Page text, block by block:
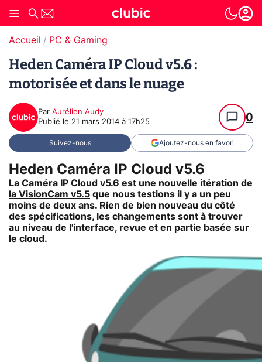
Accueil PC & Gaming
Heden Caméra IP Cloud v5.6 :
motorisée et dans le nuage
Par Aurélien Audy
Publié le 21 mars 2014 à 17h25 0
Suivez-nous Ajoutez-nous en favori
Heden Caméra IP Cloud v5.6
La Caméra IP Cloud v5.6 est une nouvelle itération de
la VisionCam v5.5 que nous testions il y a un peu
moins de deux ans. Rien de bien nouveau du côté
des spécifications, les changements sont à trouver
au niveau de l'interface, revue et en partie basée sur
le cloud.